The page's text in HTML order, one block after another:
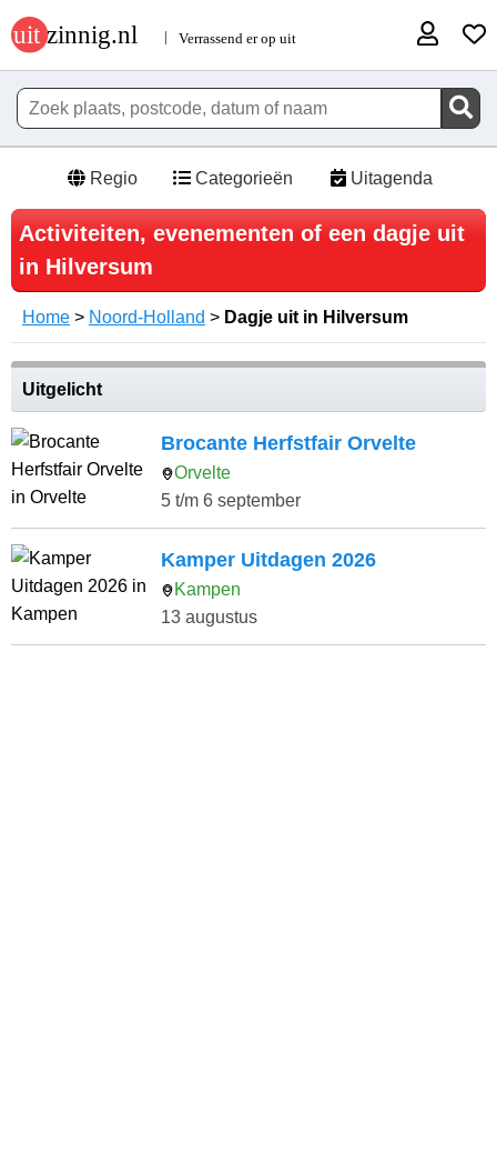
Regio Categorieën Uitagenda
Activiteiten, evenementen of een dagje uit
in Hilversum
Home > Noord-Holland > Dagje uit in Hilversum
Uitgelicht
Brocante Herfstfair Orvelte
Orvelte
5 t/m 6 september
Kamper Uitdagen 2026
Kampen
13 augustus